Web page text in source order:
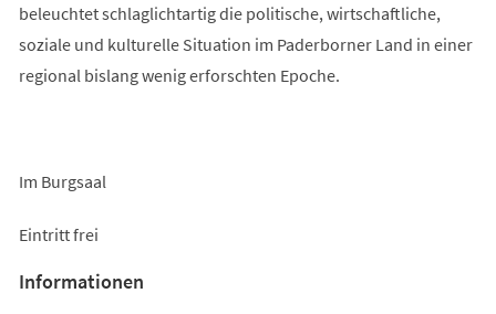
beleuchtet schlaglichtartig die politische, wirtschaftliche,
soziale und kulturelle Situation im Paderborner Land in einer
regional bislang wenig erforschten Epoche.
Im Burgsaal
Eintritt frei
Informationen